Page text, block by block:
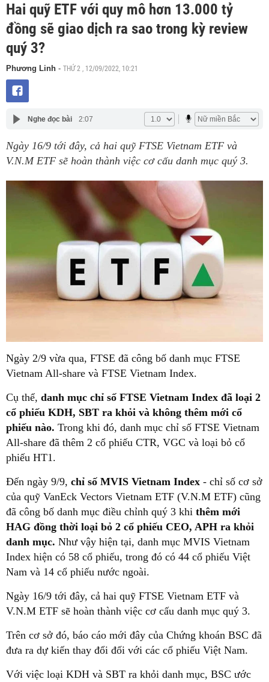
Hai quỹ ETF với quy mô hơn 13.000 tỷ
đồng sẽ giao dịch ra sao trong kỳ review
quý 3?
Phương Linh - THỨ 2 , 12/09/2022, 10:21
Nghe đọc bài 2:07
Ngày 16/9 tới đây, cả hai quỹ FTSE Vietnam ETF và
V.N.M ETF sẽ hoàn thành việc cơ cấu danh mục quý 3.
Ngày 2/9 vừa qua, FTSE đã công bố danh mục FTSE
Vietnam All-share và FTSE Vietnam Index.
Cụ thể, danh mục chỉ số FTSE Vietnam Index đã loại 2
cổ phiếu KDH, SBT ra khỏi và không thêm mới cổ
phiếu nào. Trong khi đó, danh mục chỉ số FTSE Vietnam
All-share đã thêm 2 cổ phiếu CTR, VGC và loại bỏ cổ
phiếu HT1.
Đến ngày 9/9, chỉ số MVIS Vietnam Index - chỉ số cơ sở
của quỹ VanEck Vectors Vietnam ETF (V.N.M ETF) cũng
đã công bố danh mục điều chỉnh quý 3 khi thêm mới
HAG đồng thời loại bỏ 2 cổ phiếu CEO, APH ra khỏi
danh mục. Như vậy hiện tại, danh mục MVIS Vietnam
Index hiện có 58 cổ phiếu, trong đó có 44 cổ phiếu Việt
Nam và 14 cổ phiếu nước ngoài.
Ngày 16/9 tới đây, cả hai quỹ FTSE Vietnam ETF và
V.N.M ETF sẽ hoàn thành việc cơ cấu danh mục quý 3.
Trên cơ sở đó, báo cáo mới đây của Chứng khoán BSC đã
đưa ra dự kiến thay đổi đối với các cổ phiếu Việt Nam.
Với việc loại KDH và SBT ra khỏi danh mục, BSC ước